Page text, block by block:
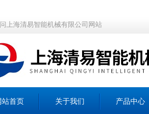
上海清易智能机械有限公司网站
站首页 关于我们 产品中心